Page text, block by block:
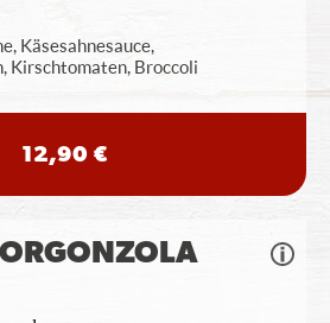
Käsesahnesauce,
Kirschtomaten, Broccoli
12,90 €